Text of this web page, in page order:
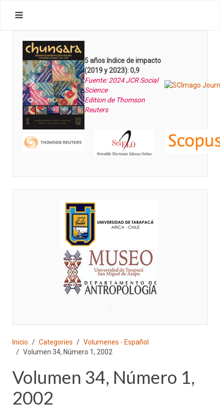
5 años índice de impacto
(2019 y 2023): 0,9
Fuente: 2024 JCR Social
Science
Edition de Thomson
Reuters
Inicio Categories
Volumenes - Español
Volumen 34, Número 1, 2002
Volumen 34, Número 1,
2002